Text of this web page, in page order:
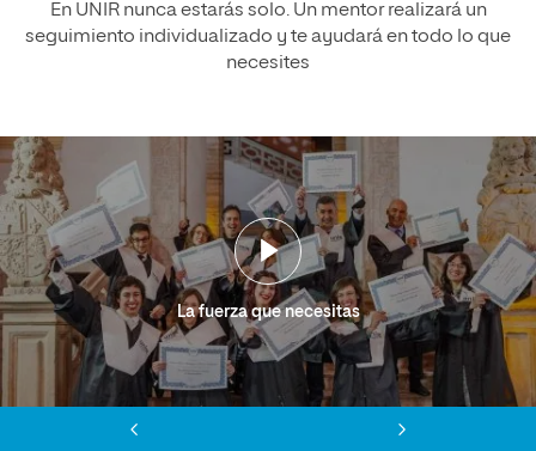
En UNIR nunca estarás solo. Un mentor realizará un
seguimiento individualizado y te ayudará en todo lo que
necesites
La fuerza que necesitas